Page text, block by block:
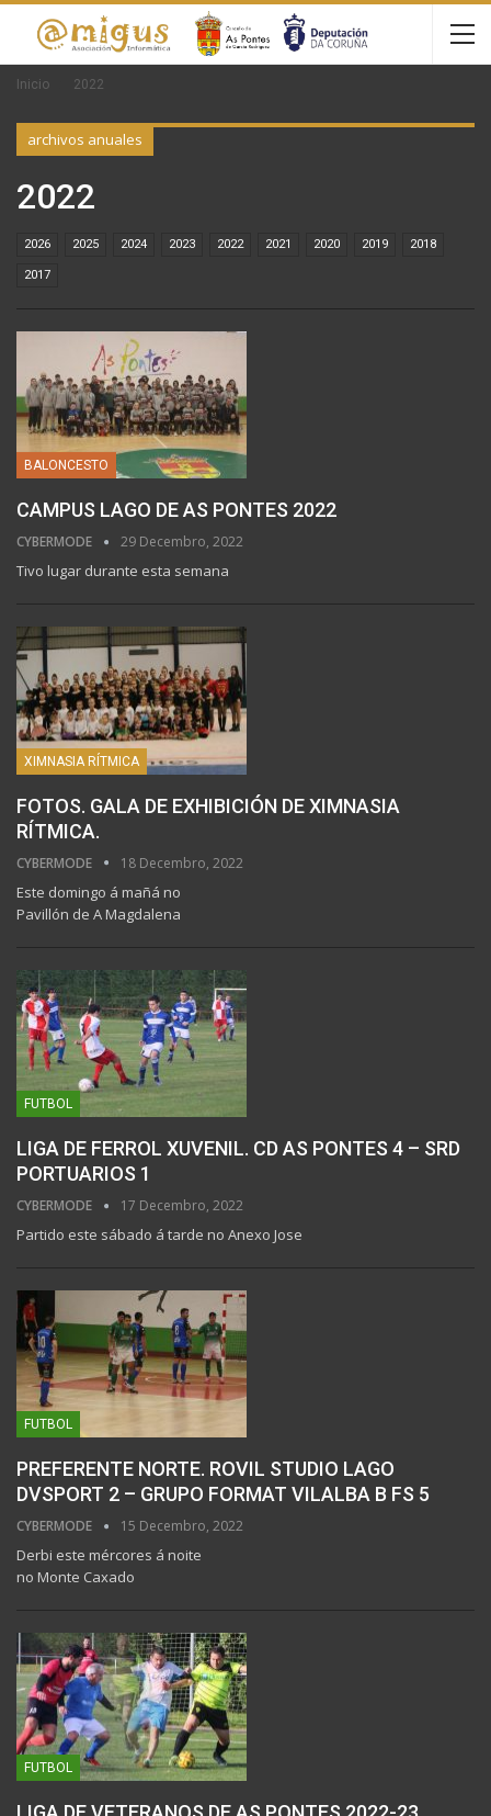
Inicio 2022
archivos anuales
2022
2026 2025 2024 2023 2022 2021 2020 2019 2018
2017
BALONCESTO
CAMPUS LAGO DE AS PONTES 2022
CYBERMODE 29 Decembro, 2022
Tivo lugar durante esta semana
XIMNASIA RÍTMICA
FOTOS. GALA DE EXHIBICIÓN DE XIMNASIA
RÍTMICA.
CYBERMODE 18 Decembro, 2022
Este domingo á mañá no
Pavillón de A Magdalena
FUTBOL
LIGA DE FERROL XUVENIL. CD AS PONTES 4 – SRD
PORTUARIOS 1
CYBERMODE 17 Decembro, 2022
Partido este sábado á tarde no Anexo Jose
FUTBOL
PREFERENTE NORTE. ROVIL STUDIO LAGO
DVSPORT 2 – GRUPO FORMAT VILALBA B FS 5
CYBERMODE 15 Decembro, 2022
Derbi este mércores á noite
no Monte Caxado
FUTBOL